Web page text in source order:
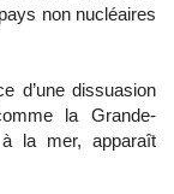
non nucléaires
d’une dissuasion
la Grande-
la mer, apparaît